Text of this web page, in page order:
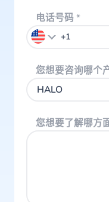
电话号码 *
您想要咨询哪个
HALO
您想要了解哪方